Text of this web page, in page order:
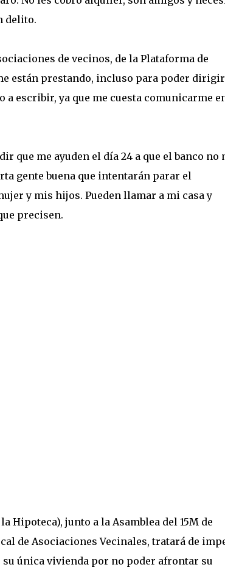
delito.
de vecinos, de la Plataforma de
están prestando, incluso para poder
a escribir, ya que me cuesta comunicarme
que me ayuden el día 24 a que el banco no
gente buena que intentarán parar el
y mis hijos. Pueden llamar a mi casa y
precisen.
Hipoteca), junto a la Asamblea del 15M de
de Asociaciones Vecinales, tratará de
su única vivienda por no poder afrontar su